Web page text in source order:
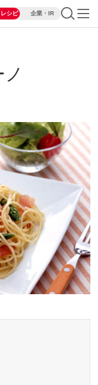
シピ 企業・IR